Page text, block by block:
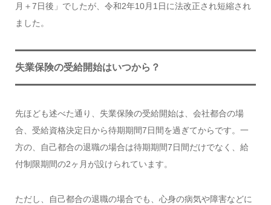
月＋7日後」でしたが、令和2年10月1日に法改正され短縮され
ました。
失業保険の受給開始はいつから？
先ほども述べた通り、失業保険の受給開始は、会社都合の場
合、受給資格決定日から待期期間7日間を過ぎてからです。一
方の、自己都合の退職の場合は待期期間7日間だけでなく、給
付制限期間の2ヶ月が設けられています。
ただし、自己都合の退職の場合でも、心身の病気や障害などに